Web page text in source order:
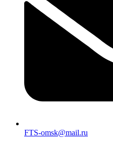
FTS-omsk@mail.ru